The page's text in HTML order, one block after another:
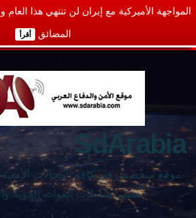
المواجهة الأميركية مع إيران لن تنتهي هذا
المضائق أقرأ
SdArabia
موقع متخصص في كافة المجالات الأمنية
يغطي نشاطات القوات الجوية